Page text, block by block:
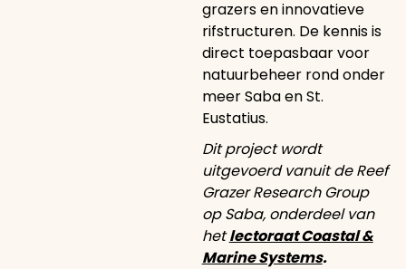
grazers en innovatieve
rifstructuren. De kennis is
direct toepasbaar voor
natuurbeheer rond onder
meer Saba en St.
Eustatius.
Dit project wordt
uitgevoerd vanuit de Reef
Grazer Research Group
op Saba, onderdeel van
het lectoraat Coastal &
Marine Systems.